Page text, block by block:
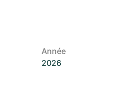
Année
2026